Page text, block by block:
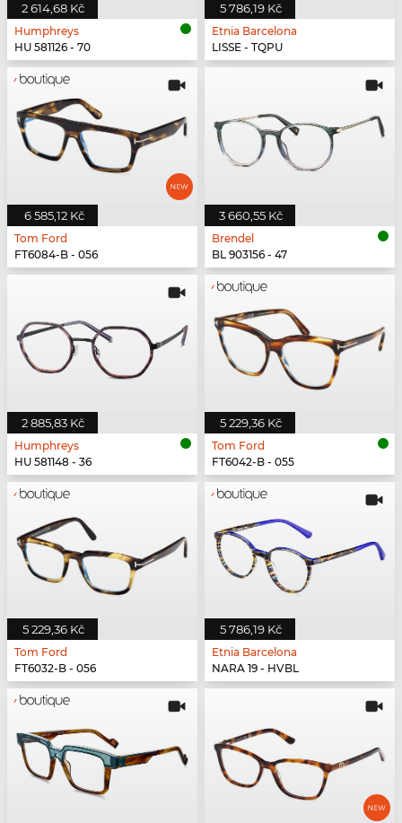
2 614,68 Kč
Humphreys
HU 581126 - 70
5 786,19 Kč
Etnia Barcelona
LISSE - TQPU
6 585,12 Kč
Tom Ford
FT6084-B - 056
3 660,55 Kč
Brendel
BL 903156 - 47
2 885,83 Kč
Humphreys
HU 581148 - 36
5 229,36 Kč
Tom Ford
FT6042-B - 055
5 229,36 Kč
Tom Ford
FT6032-B - 056
5 786,19 Kč
Etnia Barcelona
NARA 19 - HVBL